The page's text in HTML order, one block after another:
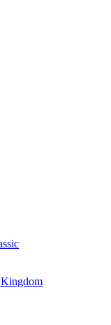
Kingdom